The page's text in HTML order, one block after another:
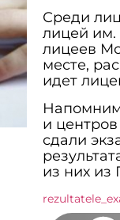
Среди
лицей им.
лицеев
месте,
идет
и
сдали
из них из